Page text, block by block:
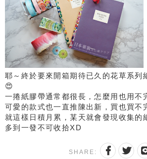
耶～終於要來開箱期待已久的花草系列
😍
一捲紙膠帶通常都很長，怎麼用也用不
可愛的款式也一直推陳出新，買也買不
就這樣日積月累，某天就會發現收集的
多到一發不可收拾XD
SHARE: